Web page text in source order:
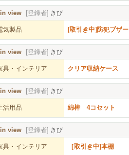
view [登録者] きび
気製品 [取引き中]防犯ブザ
view [登録者] きび
具・インテリア クリア収納ケース
view [登録者] きび
活用品 綿棒 4コセット
view [登録者] きび
具・インテリア ［取引き中]本棚